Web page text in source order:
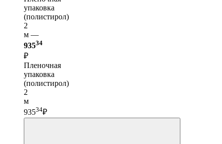
упаковка
(полистирол)
2
м —
93534
₽
Пленочная
упаковка
(полистирол)
2
м
93534₽